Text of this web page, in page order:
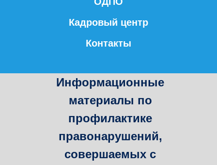
Кадровый центр
Контакты
Информационные
материалы по
профилактике
правонарушений,
совершаемых с